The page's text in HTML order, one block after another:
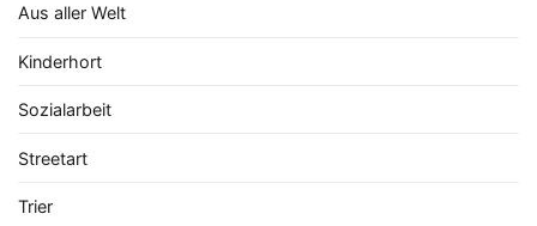
Aus aller Welt
Kinderhort
Sozialarbeit
Streetart
Trier